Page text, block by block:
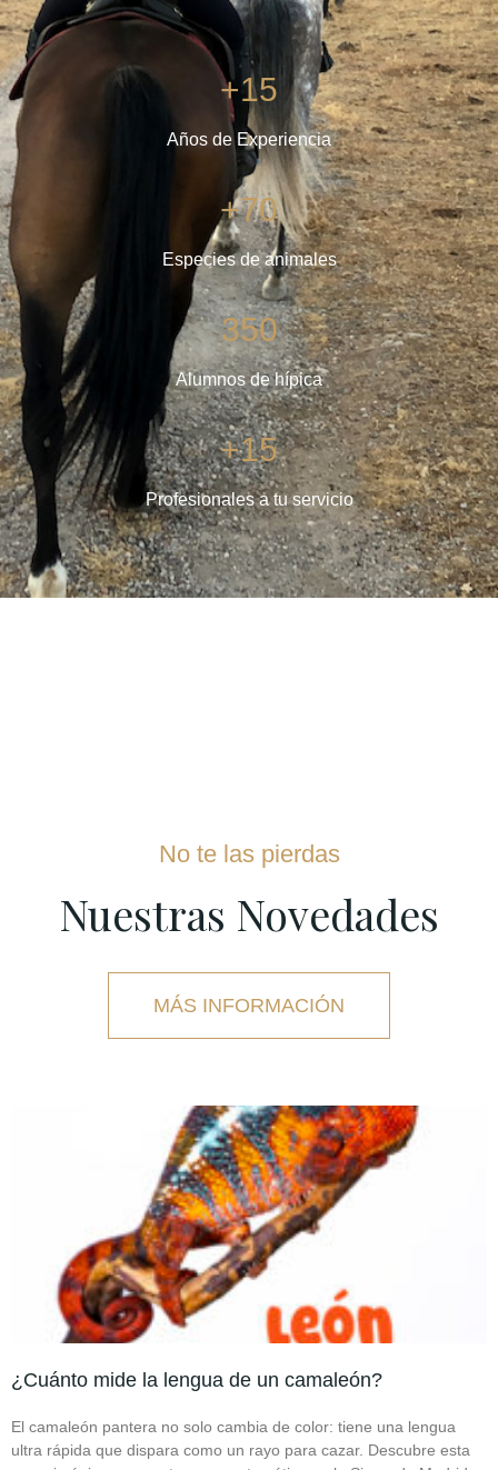
+15
Años de Experiencia
+70
Especies de animales
350
Alumnos de hípica
+15
Profesionales a tu servicio
No te las pierdas
Nuestras Novedades
MÁS INFORMACIÓN
¿Cuánto mide la lengua de un camaleón?
El camaleón pantera no solo cambia de color: tiene una lengua
ultra rápida que dispara como un rayo para cazar. Descubre esta